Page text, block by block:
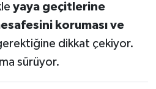
yaya geçitlerine
koruması ve
dikkat çekiyor.
sürüyor.